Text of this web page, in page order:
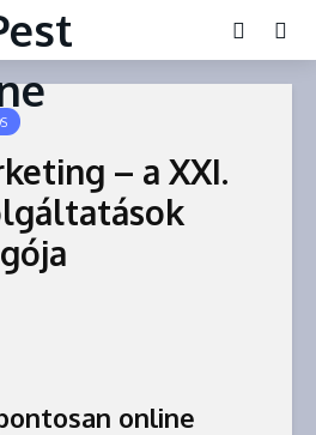
– a XXI.
online